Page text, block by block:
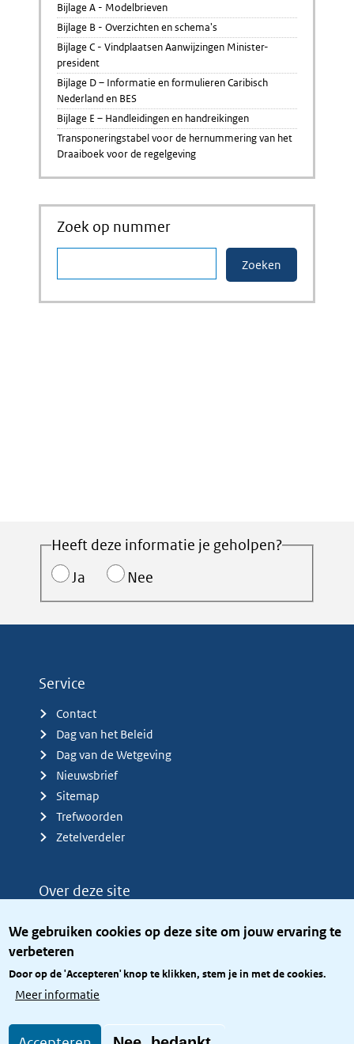
We gebruiken cookies op deze site om jouw ervaring te
verbeteren
Door op de 'Accepteren' knop te klikken, stem je in met de cookies.
Meer informatie
Bijlage A - Modelbrieven
Bijlage B - Overzichten en schema's
Bijlage C - Vindplaatsen Aanwijzingen Minister-
president
Bijlage D – Informatie en formulieren Caribisch
Nederland en BES
Bijlage E – Handleidingen en handreikingen
Transponeringstabel voor de hernummering van het
Draaiboek voor de regelgeving
Zoek op nummer
Heeft deze informatie je geholpen?
Ja
Nee
Service
Contact
Dag van het Beleid
Dag van de Wetgeving
Nieuwsbrief
Sitemap
Trefwoorden
Zetelverdeler
Over deze site
Privacy
Toegang site openbaar
Toegankelijkheid